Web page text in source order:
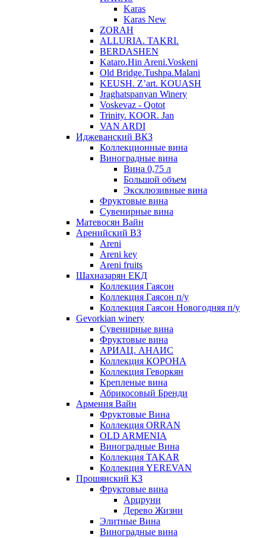
Karas
Karas New
ZORAH
ALLURIA. TAKRI.
BERDASHEN
Kataro.Hin Areni.Voskeni
Old Bridge.Tushpa.Malani
KEUSH. Z’art. KOUASH
Jraghatspanyan Winery
Voskevaz - Qotot
Trinity. KOOR. Jan
VAN ARDI
Иджеванский ВКЗ
Коллекционные вина
Виноградные вина
Вина 0,75 л
Большой объем
Эксклюзивные вина
Фруктовые вина
Cувенирные вина
Матевосян Вайн
Аренийский ВЗ
Areni
Areni key
Areni fruits
Шахназарян ЕКД
Коллекция Гаясон
Коллекция Гаясон п/у
Коллекция Гаясон Новогодняя п/у
Gevorkian winery
Сувенирные вина
Фруктовые вина
АРИАЦ. АНАИС
Коллекция КОРОНА
Коллекция Геворкян
Крепленые вина
Абрикосовый Бренди
Армения Вайн
Фруктовые Вина
Коллекция ORRAN
OLD ARMENIA
Виноградные Вина
Коллекция TAKAR
Коллекция YEREVAN
Прошянский КЗ
Фруктовые вина
Арцруни
Дерево Жизни
Элитные Вина
Виноградные вина